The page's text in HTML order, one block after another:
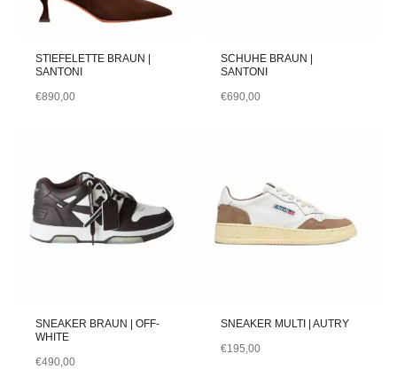
STIEFELETTE BRAUN |
SANTONI
€890,00
SCHUHE BRAUN |
SANTONI
€690,00
SNEAKER BRAUN | OFF-
WHITE
€490,00
SNEAKER MULTI | AUTRY
€195,00